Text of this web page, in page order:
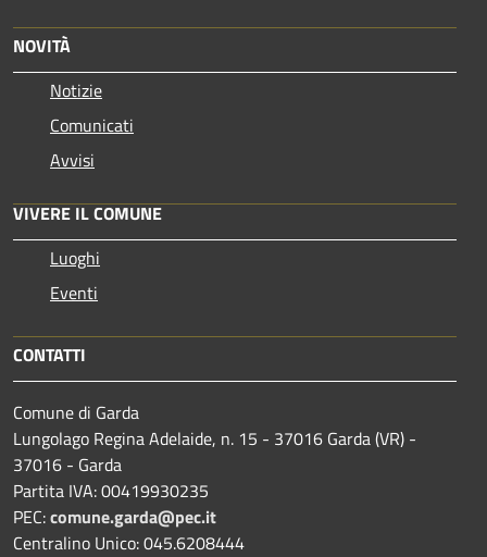
NOVITÀ
Notizie
Comunicati
Avvisi
VIVERE IL COMUNE
Luoghi
Eventi
CONTATTI
Comune di Garda
Lungolago Regina Adelaide, n. 15 - 37016 Garda (VR) -
37016 - Garda
Partita IVA: 00419930235
PEC:comune.garda@pec.it
Centralino Unico: 045.6208444